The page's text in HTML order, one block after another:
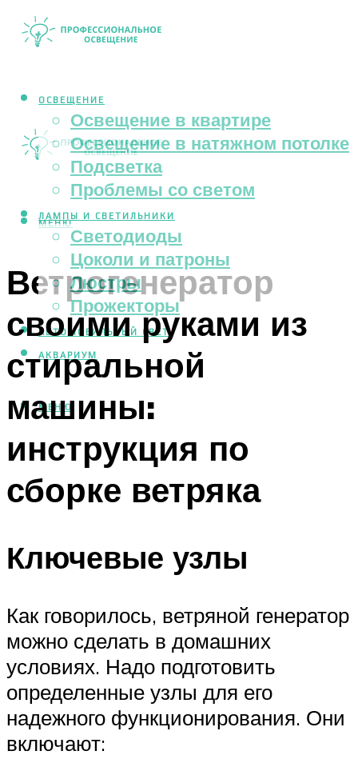
ОСВЕЩЕНИЕ
Освещение в квартире
Освещение в натяжном потолке
Подсветка
Проблемы со светом
ЛАМПЫ И СВЕТИЛЬНИКИ
Светодиоды
Цоколи и патроны
Люстры
Прожекторы
АВТОМОБИЛЬНЫЙ СВЕТ
АКВАРИУМ
МЕНЮ
МЕНЮ
Ветрогенератор
своими руками из
стиральной
машины:
инструкция по
сборке ветряка
Ключевые узлы
Как говорилось, ветряной генератор
можно сделать в домашних
условиях. Надо подготовить
определенные узлы для его
надежного функционирования. Они
включают: